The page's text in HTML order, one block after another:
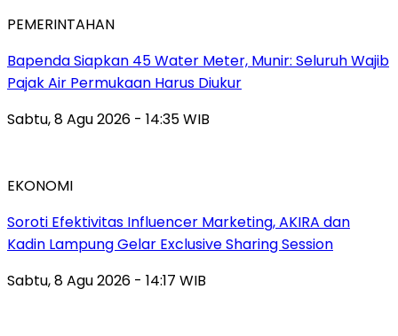
PEMERINTAHAN
‎Bapenda Siapkan 45 Water Meter, Munir: Seluruh Wajib
Pajak Air Permukaan Harus Diukur
Sabtu, 8 Agu 2026 - 14:35 WIB
EKONOMI
Soroti Efektivitas Influencer Marketing, AKIRA dan
Kadin Lampung Gelar Exclusive Sharing Session
Sabtu, 8 Agu 2026 - 14:17 WIB